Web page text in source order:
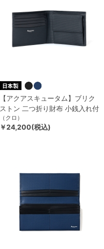
【アクアスキュータム】ブリク
ストン 二つ折り財布 小銭入れ付
（クロ）
￥24,200(税込)